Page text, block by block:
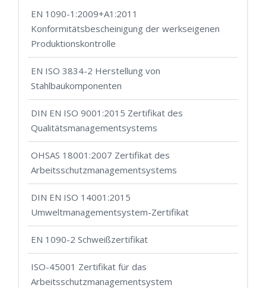
EN 1090-1:2009+A1:2011
Konformitätsbescheinigung der werkseigenen
Produktionskontrolle
EN ISO 3834-2 Herstellung von
Stahlbaukomponenten
DIN EN ISO 9001:2015 Zertifikat des
Qualitätsmanagementsystems
OHSAS 18001:2007 Zertifikat des
Arbeitsschutzmanagementsystems
DIN EN ISO 14001:2015
Umweltmanagementsystem-Zertifikat
EN 1090-2 Schweißzertifikat
ISO-45001 Zertifikat für das
Arbeitsschutzmanagementsystem